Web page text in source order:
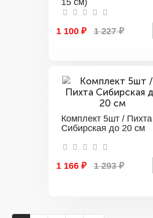
15 см)
1 100 ₽ 1 227 ₽
Комплект 5шт / Пихта
Сибирская до 20 см
1 166 ₽ 1 293 ₽